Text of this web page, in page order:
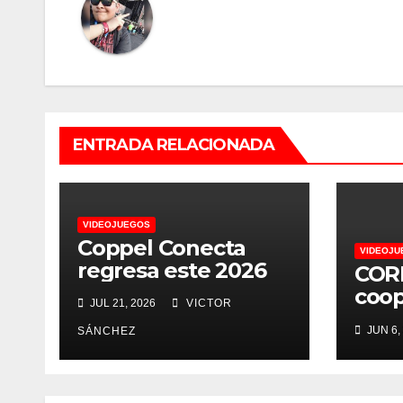
ENTRADA RELACIONADA
VIDEOJUEGOS
Coppel Conecta
regresa este 2026
JUL 21, 2026 VICTOR
SÁNCHEZ JUN 6,